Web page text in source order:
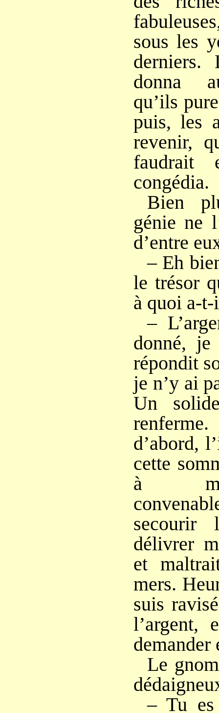
sous les
derniers.
donna
qu’ils
puis, les
revenir,
faudrait
congédia.
Bien
génie ne
d’entre
– Eh
le trésor
à quoi a-t-
–
donné,
répondit
je n’y ai
Un
d’abord,
cette
à
secourir
délivrer
et
mers.
suis
l’argent,
demander
Le
– Tu